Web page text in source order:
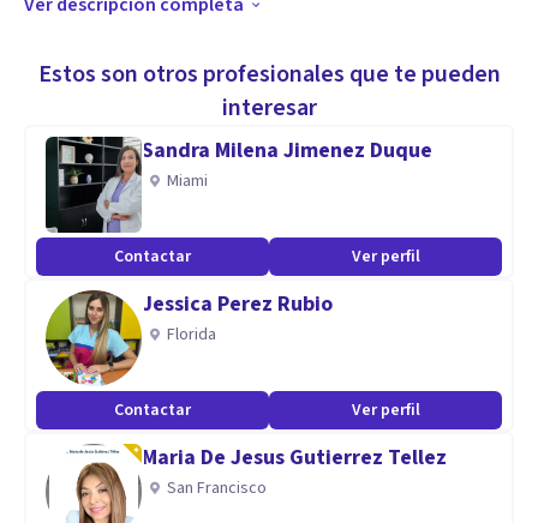
Aptitudes
Psico terapia
Acompañamiento terapéutico
Estos son otros profesionales que te pueden
interesar
Sandra Milena Jimenez Duque
Miami
Contactar Ver perfil
Jessica Perez Rubio
Florida
Contactar Ver perfil
Maria De Jesus Gutierrez Tellez
San Francisco